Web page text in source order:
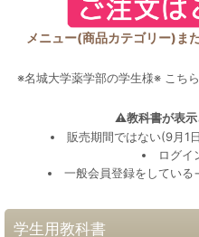
メニュー(商品カテゴリー)ま
※名城大学薬学部の学生様※ こち
⚠教科書が表
販売期間ではない(9月
ログイ
一般会員登録をしている
学生用教科書